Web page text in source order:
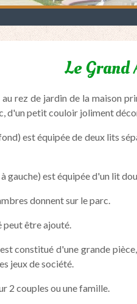
Le Grand
rez de jardin de la maison
d'un petit couloir joliment
est équipée de deux lits
gauche) est équipée d'un lit
donnent sur le parc.
peut être ajouté.
constitué d'une grande
jeux de société.
2 couples ou une famille.